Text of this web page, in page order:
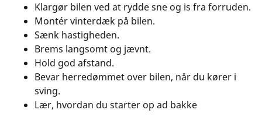
Klargør bilen ved at rydde sne og is fra forruden.
Montér vinterdæk på bilen.
Sænk hastigheden.
Brems langsomt og jævnt.
Hold god afstand.
Bevar herredømmet over bilen, når du kører i
sving.
Lær, hvordan du starter op ad bakke